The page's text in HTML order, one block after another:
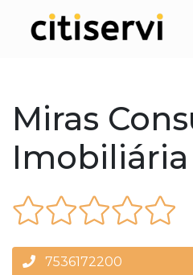
Miras
Imobiliária
7536172200